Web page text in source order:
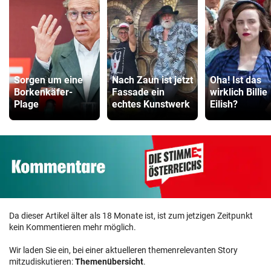
Sorgen um eine
Borkenkäfer-
Plage
Nach Zaun ist jetzt
Fassade ein
echtes Kunstwerk
Oha! Ist das
wirklich Billie
Eilish?
Da dieser Artikel älter als 18 Monate ist, ist zum jetzigen Zeitpunkt
kein Kommentieren mehr möglich.
Wir laden Sie ein, bei einer aktuelleren themenrelevanten Story
mitzudiskutieren:Themenübersicht.